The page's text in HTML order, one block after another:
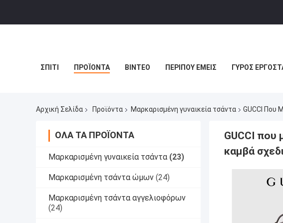
ΣΠΊΤΙ ΠΡΟΪΌΝΤΑ ΒΊΝΤΕΟ ΠΕΡΊΠΟΥ ΕΜΕΊΣ ΓΎΡΟΣ
Αρχική Σελίδα Προϊόντα Μαρκαρισμένη γυναικεία τσάντα GUCCI Που
ΌΛΑ ΤΑ ΠΡΟΪΌΝΤΑ
Μαρκαρισμένη γυναικεία τσάντα (23)
Μαρκαρισμένη τσάντα ώμων (24)
Μαρκαρισμένη τσάντα αγγελιοφόρων
(24)
GUCCI που
καμβά